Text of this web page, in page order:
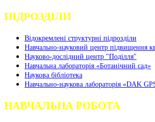
ПІДРОЗДІЛИ
Відокремлені структурні підрозділи
Навчально-науковий центр підвищення
Науково-дослідний центр "Поділля"
Навчальна лабораторія «Ботанічний сад»
Наукова бібліотека
Навчально-наукова лабораторія «DAK
НАВЧАЛЬНА РОБОТА